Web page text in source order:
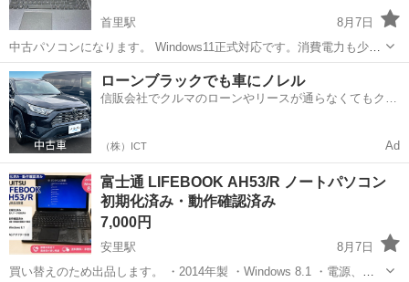
首里駅
8月7日
中古パソコンになります。 Windows11正式対応です。消費電力も少な
く大画面です。また、USキーボードですので、すっきりしたキー配置
です。 型番 acer ASPIRE （A315-23） CPU：athl...
沖縄 島尻郡 首里駅 ノートパソコン acer
ローンブラックでも車にノレル
信販会社でクルマのローンやリースが通らなくてもクル
（株）ICT Ad
富士通 LIFEBOOK AH53/R ノートパソコン
初期化済み・動作確認済み
7,000円
安里駅
8月7日
買い替えのため出品します。 ・2014年製 ・Windows 8.1 ・電源、起